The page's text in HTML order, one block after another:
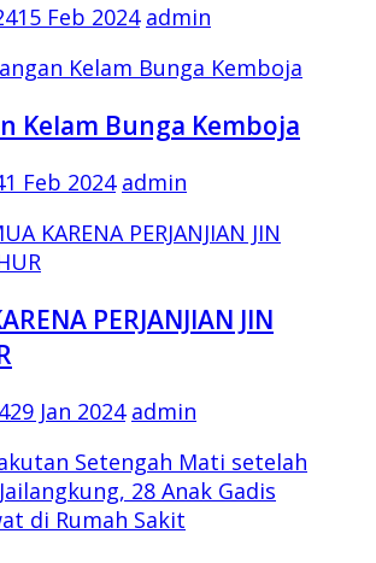
15 Feb 2024 admin
Kelam Bunga Kemboja
1 Feb 2024 admin
PERJANJIAN JIN
29 Jan 2024 admin